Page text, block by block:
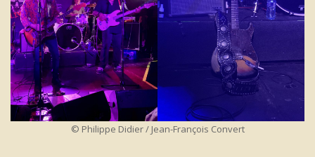
© Philippe Didier / Jean-François Convert